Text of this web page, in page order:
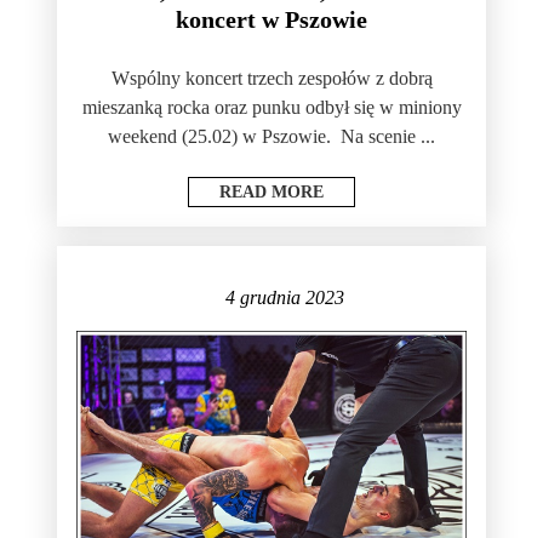
koncert w Pszowie
Wspólny koncert trzech zespołów z dobrą
mieszanką rocka oraz punku odbył się w miniony
weekend (25.02) w Pszowie. Na scenie ...
READ MORE
4 grudnia 2023